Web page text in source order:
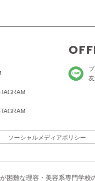
ソーシャルメディアポリシー
困難な理容・美容系専門学校